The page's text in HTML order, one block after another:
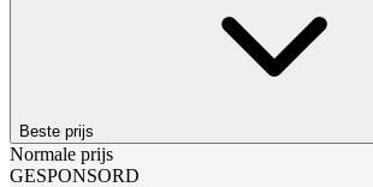
Beste prijs
Normale prijs
GESPONSORD